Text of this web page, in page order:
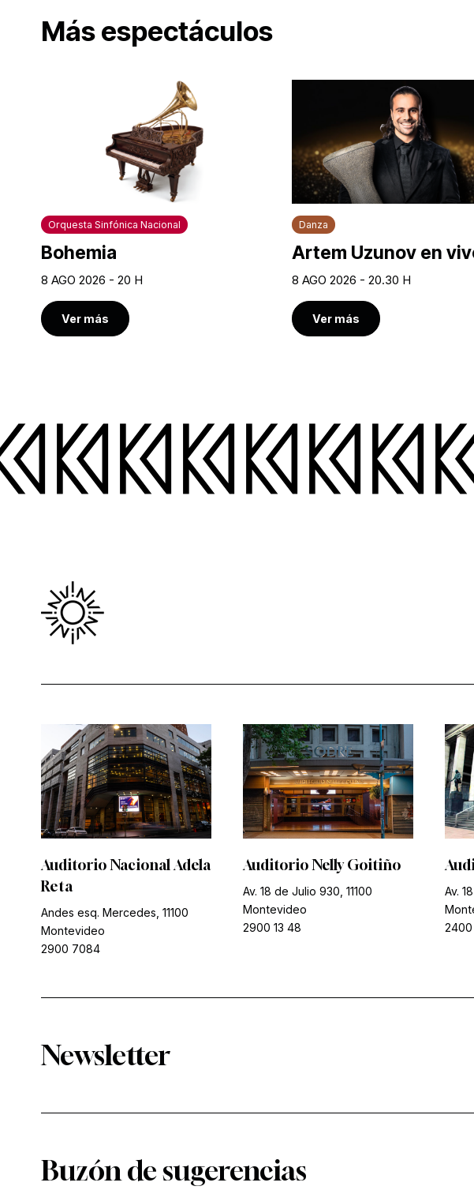
Más espectáculos
Orquesta Sinfónica Nacional
Bohemia
8 AGO 2026 - 20 H
Ver más
Danza
Artem Uzunov en
8 AGO 2026 - 20.30 H
Ver más
Auditorio Nacional Adela
Reta
Andes esq. Mercedes, 11100
Montevideo
2900 7084
Auditorio Nelly Goitiño
Av. 18 de Julio 930, 11100
Montevideo
2900 13 48
Av.
2400
Newsletter
Buzón de sugerencias